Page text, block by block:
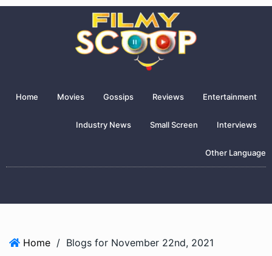
Home Movies Gossips Reviews Entertainment
Industry News Small Screen Interviews
Other Language
Home / Blogs for November 22nd, 2021